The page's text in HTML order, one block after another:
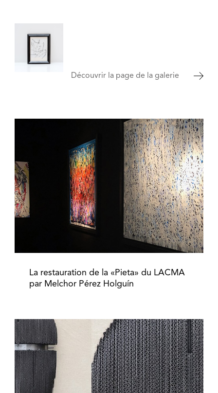
Découvrir la page de la galerie
La restauration de la «Pieta» du LACMA
par Melchor Pérez Holguín